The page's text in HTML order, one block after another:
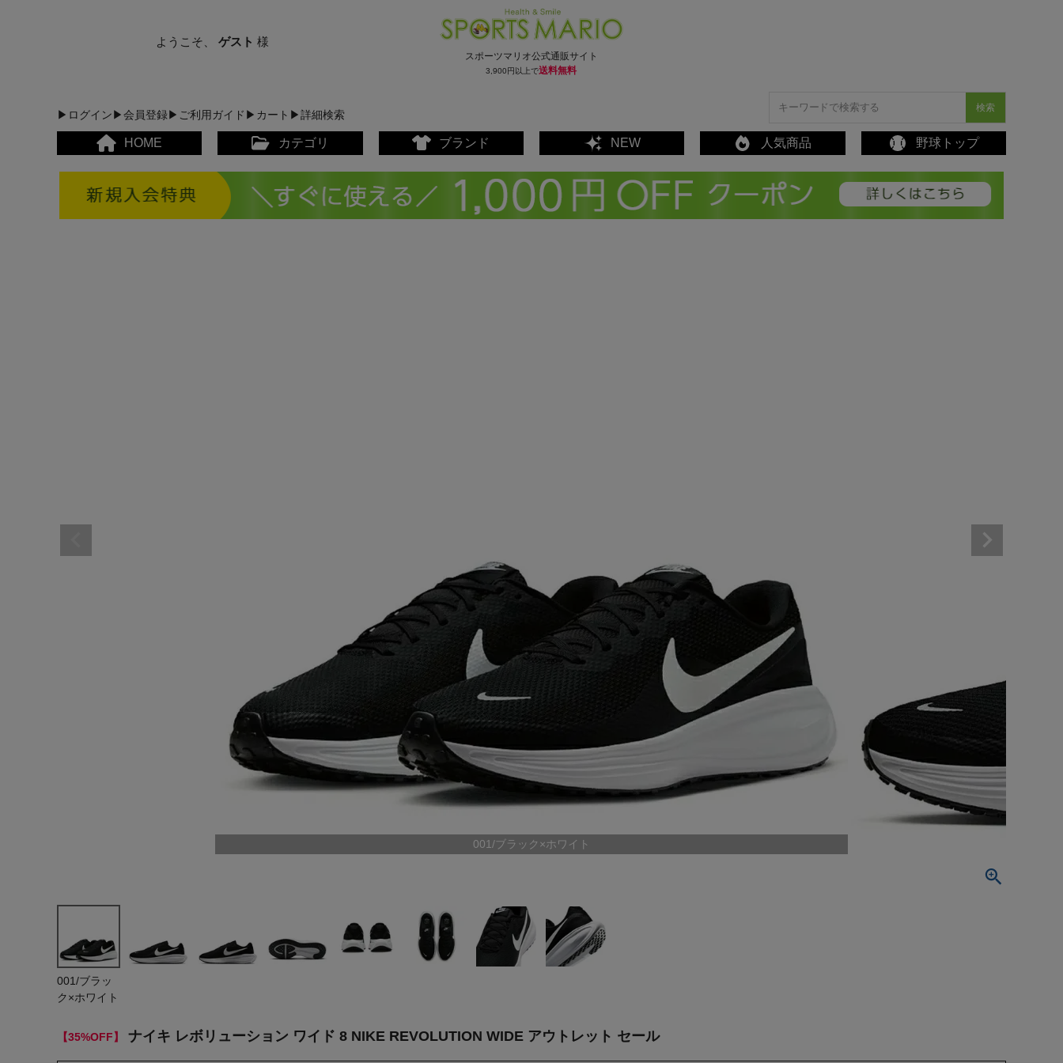
スポーツマリオ公式通販サイト
3,900円以上で送料無料
ようこそ、 ゲスト様
▶ログイン▶会員登録▶ご利用ガイド ▶カート ▶詳細検索
検索
HOME カテゴリ
ヨガ
キャンプ・フェス
通学
子育て
ブランド NEW 人気商品 野球トップ
001/ブラック×ホワイト
001/ブラッ
ク×ホワイト
【35%OFF】 ナイキ レボリューション ワイド 8 NIKE REVOLUTION WIDE アウトレット セール